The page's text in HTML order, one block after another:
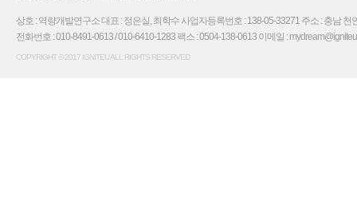
상호 : 역량개발연구소 대표 : 정은실, 최학수 사업자등록번호 : 138-05-33271 주소 : 충남 천
전화번호 : 010-8491-0613 / 010-6410-1283 팩스 : 0504-138-0613 이메일 :
COPYRIGHT © 2017 IGNITEU ALL RIGHTS RESERVED